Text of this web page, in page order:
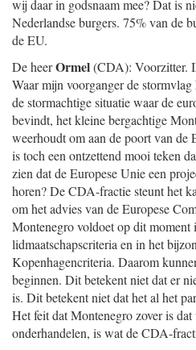
wij daar in godsnaam mee? Dat is
Nederlandse burgers. 75% van de
de EU.
De heerOrmel(CDA): Voorzitter.
Waar mijn voorganger de
de stormachtige situatie waar de
bevindt, het kleine bergachtige
weerhoudt om aan de poort van de
is toch een ontzettend mooi teken
zien dat de Europese Unie een
horen? De CDA-fractie steunt het
om het advies van de Europese
Montenegro voldoet op dit moment
lidmaatschapscriteria en in het
Kopenhagencriteria. Daarom
beginnen. Dit betekent niet dat er
is. Dit betekent niet dat het al het
Het feit dat Montenegro zover is
onderhandelen, is wat de CDA-